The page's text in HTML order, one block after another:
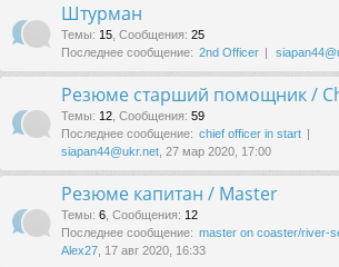
Штурман
Темы: 15 Сообщения: 25
Последнее сообщение: 2nd Officer
Резюме старший помощник /
Темы: 12 Сообщения: 59
Последнее сообщение: chief officer in start
siapan44@ukr.net , 27 мар 2020, 17:00
Резюме капитан / Master
Темы: 6 Сообщения: 12
Последнее сообщение: master on coaster/river-
Alex27 , 17 авг 2020, 16:33